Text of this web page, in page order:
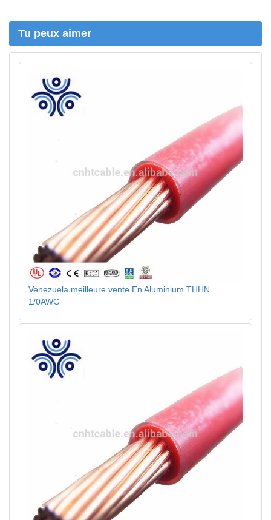
r
Tu peux aimer
Venezuela meilleure vente En Aluminium THHN
1/0AWG